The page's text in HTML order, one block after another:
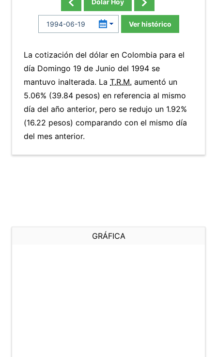
Dólar Hoy
Ver histórico
La cotización del dólar en Colombia para el
día Domingo 19 de Junio del 1994 se
mantuvo inalterada. La T.R.M. aumentó un
5.06% (39.84 pesos) en referencia al mismo
día del año anterior, pero se redujo un 1.92%
(16.22 pesos) comparando con el mismo día
del mes anterior.
GRÁFICA